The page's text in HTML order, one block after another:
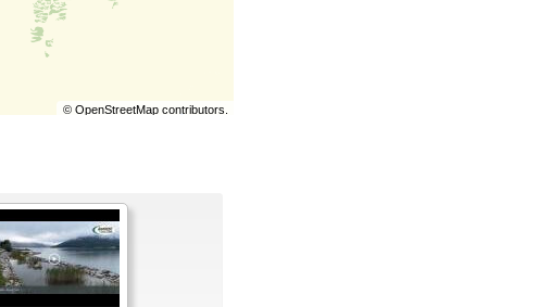
© OpenStreetMapcontributors.